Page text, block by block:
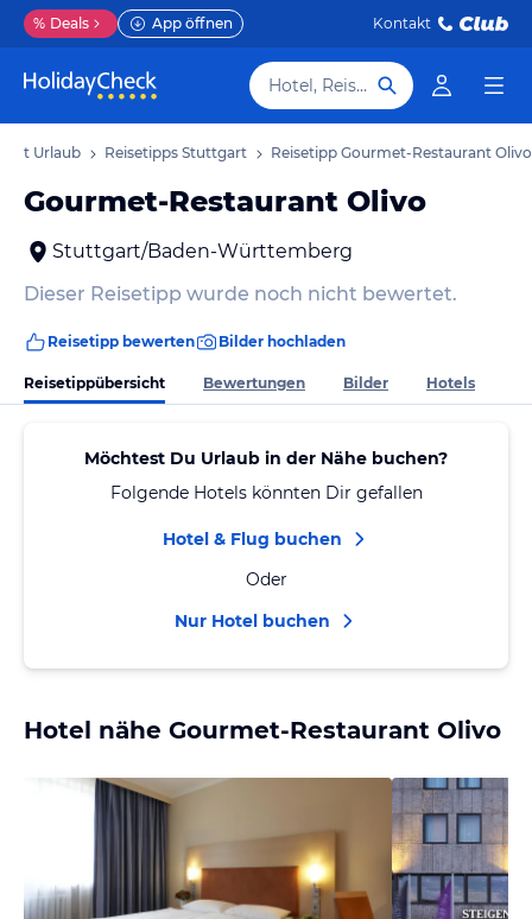
% Deals App öffnen Kontakt
Hotel, Reiseziel
Urlaub Reisetipps Stuttgart Reisetipp Gourmet-Restaurant Olivo
Gourmet-Restaurant Olivo
Stuttgart/Baden-Württemberg
Dieser Reisetipp wurde noch nicht bewertet.
Reisetipp bewerten Bilder hochladen
Reisetippübersicht Bewertungen Bilder Hotels
Möchtest Du Urlaub in der Nähe buchen?
Folgende Hotels könnten Dir gefallen
Hotel & Flug buchen
Oder
Nur Hotel buchen
Hotel nähe Gourmet-Restaurant Olivo